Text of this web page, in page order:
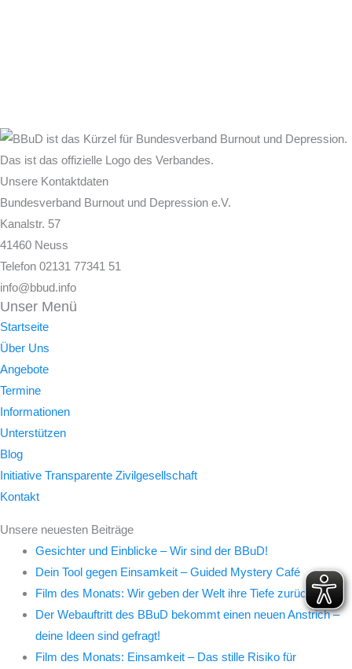
Unsere Kontaktdaten
Bundesverband Burnout und Depression e.V.
Kanalstr. 57
41460 Neuss
Telefon 02131 77341 51
info@bbud.info
Unser Menü
Startseite
Über Uns
Angebote
Termine
Informationen
Unterstützen
Blog
Initiative Transparente Zivilgesellschaft
Kontakt
Unsere neuesten Beiträge
Gesichter und Einblicke – Wir sind der BBuD!
Dein Tool gegen Einsamkeit – Guided Mystery Café
Film des Monats: Wir geben der Welt ihre Tiefe zurück
Der Webauftritt des BBuD bekommt einen neuen Anstrich –
deine Ideen sind gefragt!
Film des Monats: Einsamkeit – Das stille Risiko für